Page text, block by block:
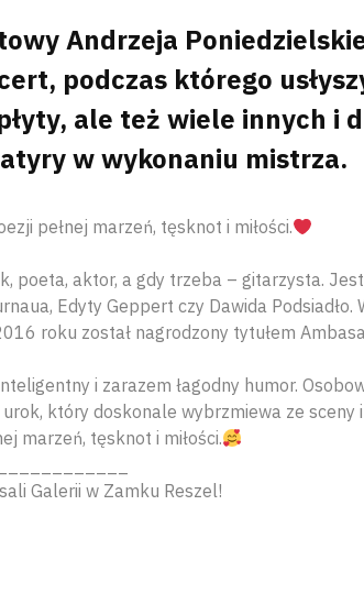
Andrzeja
podczas którego
ale też wiele innych i
w wykonaniu mistrza.
pełnej marzeń, tęsknot i miłości.
poeta, aktor, a gdy trzeba – gitarzysta.
Edyty Geppert czy Dawida
roku został nagrodzony tytułem
i zarazem łagodny humor.
który doskonale wybrzmiewa ze sceny
marzeń, tęsknot i miłości.
Galerii w Zamku Reszel!